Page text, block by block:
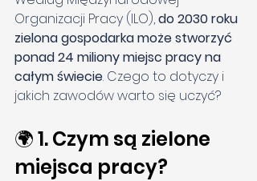
Organizacji Pracy (ILO), do 2030 roku
zielona gospodarka może stworzyć
ponad 24 miliony miejsc pracy na
całym świecie. Czego to dotyczy i
jakich zawodów warto się uczyć?
🌍 1. Czym są zielone
miejsca pracy?